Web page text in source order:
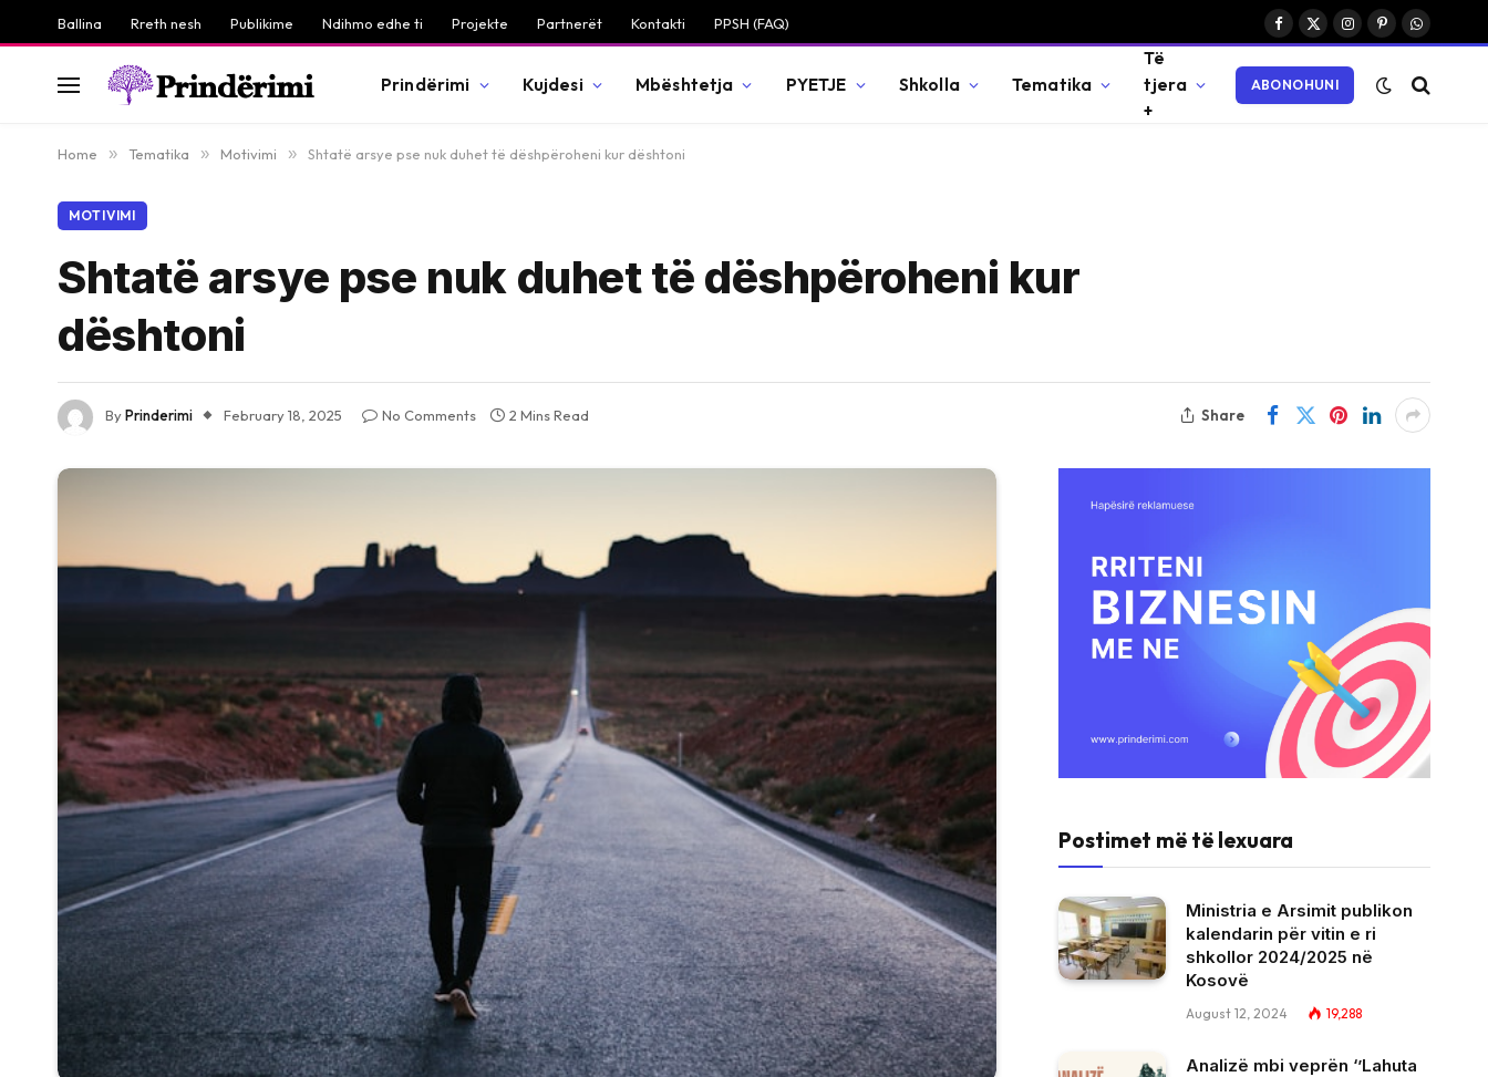
Ballina Rreth nesh Publikime Ndihmo edhe ti Projekte Partnerët Kontakti PPSH (FAQ)
Facebook
X
Instagram
Pinterest
Prindërimi Kujdesi Mbështetja PYETJE Shkolla Tematika
Të
tjera
+
ABONOHUNI
Home » Tematika » Motivimi » Shtatë arsye pse nuk duhet të dëshpëroheni kur dështoni
MOTIVIMI
Shtatë arsye pse nuk duhet të dëshpëroheni kur
dështoni
ByPrinderimi February 18, 2025 No Comments 2 Mins Read Share
Postimet më të lexuara
Ministria e Arsimit publikon
kalendarin për vitin e ri
shkollor 2024/2025 në
Kosovë
August 12, 2024 19,288
Analizë mbi veprën ‘’Lahuta